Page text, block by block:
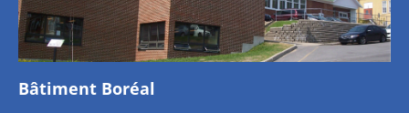
Bâtiment Boréal